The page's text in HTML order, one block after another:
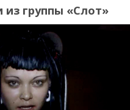
из группы «Слот»